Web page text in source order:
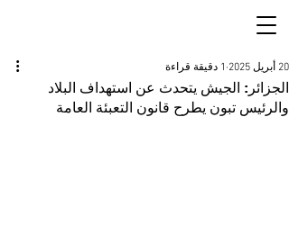
الجزائر: الجيش يتحدث عن استهداف البلاد
والرئيس تبون يطرح قانون التعبئة العامة
20 أبريل 2025 1 دقيقة قراءة